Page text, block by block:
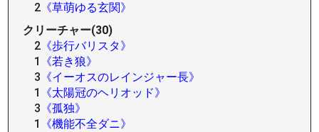
2 《草萌ゆる玄関》
クリーチャー(30)
2 《歩行バリスタ》
1
《若き狼》
3 《イーオスのレインジャー長》
1
《太陽冠のヘリオッド》
3 《孤独》
1
《機能不全ダニ》